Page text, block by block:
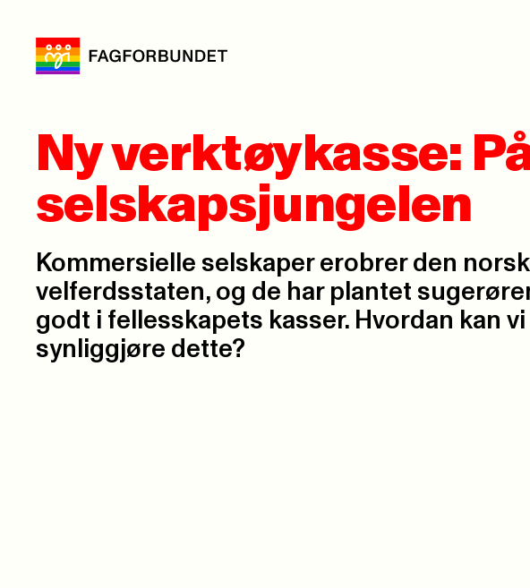
Ny verktøykasse:
selskapsjungelen
Kommersielle selskaper erobrer den
velferdsstaten, og de har plantet
godt i fellesskapets kasser. Hvordan kan vi
synliggjøre dette?